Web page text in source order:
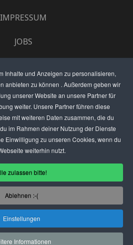
Inhalte und Anzeigen zu personalisieren,
anbieten zu können . Außerdem geben wir
unserer Website an unsere Partner für
weiter. Unsere Partner führen diese
mit weiteren Daten zusammen, die du
im Rahmen deiner Nutzung der Dienste
Einwilligung zu unseren Cookies, wenn du
weiterhin nutzt.
zulassen bitte!
Ablehnen :-(
Einstellungen
Informationen
IMPRESSUM
JOBS
PREISE
BEWERTET UNS
KONTAKT
VORSTELLEN
USER